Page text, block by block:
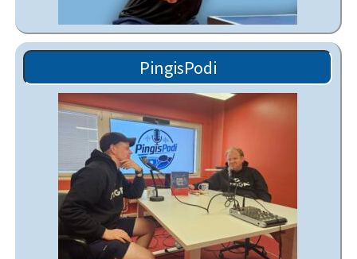
PingisPodi